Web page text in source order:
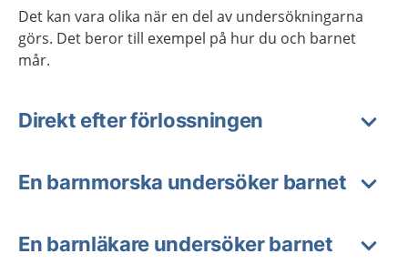
Det kan vara olika när en del av undersökningarna
görs. Det beror till exempel på hur du och barnet
mår.
Direkt efter förlossningen
En barnmorska undersöker barnet
En barnläkare undersöker barnet